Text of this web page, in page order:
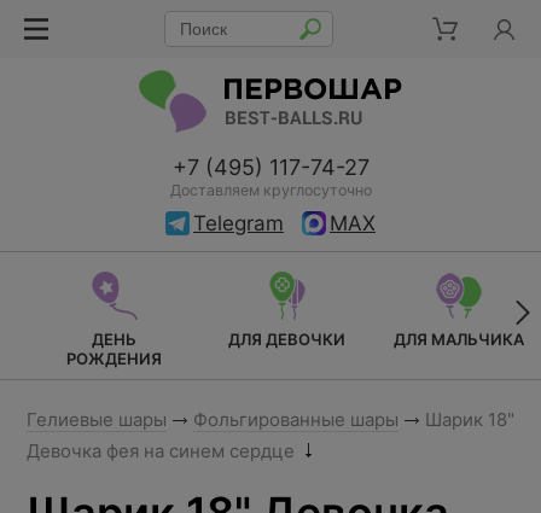
+7 (495) 117-74-27
Доставляем круглосуточно
Telegram MAX
ДЕНЬ
РОЖДЕНИЯ
ДЛЯ ДЕВОЧКИ ДЛЯ МАЛЬЧИКА
Гелиевые шары Фольгированные шары
Шарик 18"
Девочка фея на синем сердце